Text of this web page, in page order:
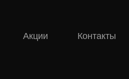
Акции Контакты